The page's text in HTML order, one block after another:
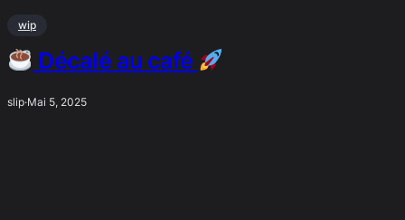
wip
Décalé au café
slip·Mai 5, 2025